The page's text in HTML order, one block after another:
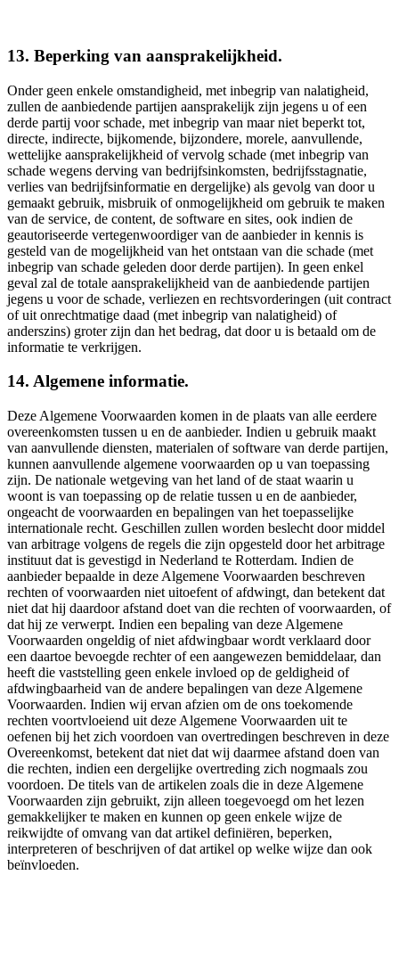
13. Beperking van aansprakelijkheid.
Onder geen enkele omstandigheid, met inbegrip van nalatigheid,
zullen de aanbiedende partijen aansprakelijk zijn jegens u of een
derde partij voor schade, met inbegrip van maar niet beperkt tot,
directe, indirecte, bijkomende, bijzondere, morele, aanvullende,
wettelijke aansprakelijkheid of vervolg schade (met inbegrip van
schade wegens derving van bedrijfsinkomsten, bedrijfsstagnatie,
verlies van bedrijfsinformatie en dergelijke) als gevolg van door u
gemaakt gebruik, misbruik of onmogelijkheid om gebruik te maken
van de service, de content, de software en sites, ook indien de
geautoriseerde vertegenwoordiger van de aanbieder in kennis is
gesteld van de mogelijkheid van het ontstaan van die schade (met
inbegrip van schade geleden door derde partijen). In geen enkel
geval zal de totale aansprakelijkheid van de aanbiedende partijen
jegens u voor de schade, verliezen en rechtsvorderingen (uit contract
of uit onrechtmatige daad (met inbegrip van nalatigheid) of
anderszins) groter zijn dan het bedrag, dat door u is betaald om de
informatie te verkrijgen.
14. Algemene informatie.
Deze Algemene Voorwaarden komen in de plaats van alle eerdere
overeenkomsten tussen u en de aanbieder. Indien u gebruik maakt
van aanvullende diensten, materialen of software van derde partijen,
kunnen aanvullende algemene voorwaarden op u van toepassing
zijn. De nationale wetgeving van het land of de staat waarin u
woont is van toepassing op de relatie tussen u en de aanbieder,
ongeacht de voorwaarden en bepalingen van het toepasselijke
internationale recht. Geschillen zullen worden beslecht door middel
van arbitrage volgens de regels die zijn opgesteld door het arbitrage
instituut dat is gevestigd in Nederland te Rotterdam. Indien de
aanbieder bepaalde in deze Algemene Voorwaarden beschreven
rechten of voorwaarden niet uitoefent of afdwingt, dan betekent dat
niet dat hij daardoor afstand doet van die rechten of voorwaarden, of
dat hij ze verwerpt. Indien een bepaling van deze Algemene
Voorwaarden ongeldig of niet afdwingbaar wordt verklaard door
een daartoe bevoegde rechter of een aangewezen bemiddelaar, dan
heeft die vaststelling geen enkele invloed op de geldigheid of
afdwingbaarheid van de andere bepalingen van deze Algemene
Voorwaarden. Indien wij ervan afzien om de ons toekomende
rechten voortvloeiend uit deze Algemene Voorwaarden uit te
oefenen bij het zich voordoen van overtredingen beschreven in deze
Overeenkomst, betekent dat niet dat wij daarmee afstand doen van
die rechten, indien een dergelijke overtreding zich nogmaals zou
voordoen. De titels van de artikelen zoals die in deze Algemene
Voorwaarden zijn gebruikt, zijn alleen toegevoegd om het lezen
gemakkelijker te maken en kunnen op geen enkele wijze de
reikwijdte of omvang van dat artikel definiëren, beperken,
interpreteren of beschrijven of dat artikel op welke wijze dan ook
beïnvloeden.